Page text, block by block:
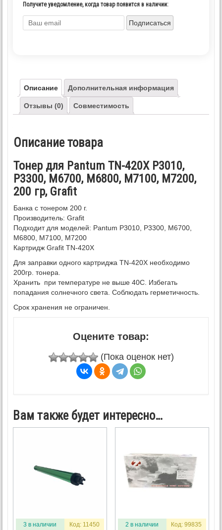
Получите уведомление, когда товар появится в наличии:
Подписаться
Описание Дополнительная информация
Отзывы (0) Совместимость
Описание товара
Тонер для Pantum TN-420X P3010,
P3300, M6700, M6800, M7100, M7200,
200 гр, Grafit
Банка с тонером 200 г.
Производитель: Grafit
Подходит для моделей: Pantum P3010, P3300, M6700,
M6800, M7100, M7200
Картридж Grafit TN-420X
Для заправки одного картриджа TN-420X необходимо
200гр. тонера.
Хранить при температуре не выше 40С. Избегать
попадания солнечного света. Соблюдать герметичность.
Срок хранения не ограничен.
Оцените товар:
(Пока оценок нет)
Вам также будет интересно…
3 в наличии Код: 11450 2 в наличии Код: 99835